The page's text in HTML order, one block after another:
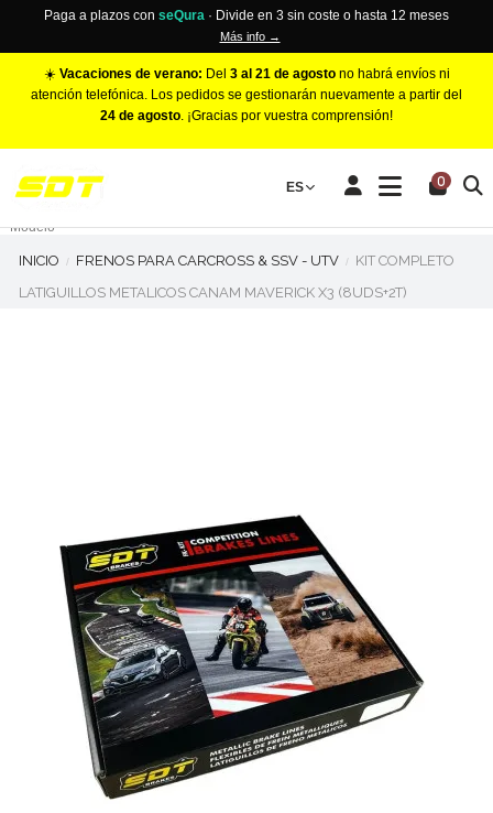
Paga a plazos con seQura · Divide en 3 sin coste o hasta 12 meses
Más info →
☀️ Vacaciones de verano: Del 3 al 21 de agostono habrá envíos ni
atención telefónica. Los pedidos se gestionarán nuevamente a partir del
24 de agosto. ¡Gracias por vuestra comprensión!
ES 0
Make
Modelo
INICIO FRENOS PARA CARCROSS & SSV - UTV
KIT COMPLETO
LATIGUILLOS METALICOS CANAM MAVERICK X3 (8UDS+2T)